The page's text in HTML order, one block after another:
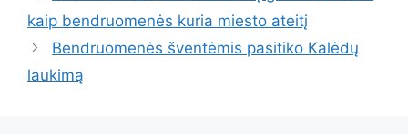
kaip bendruomenės kuria miesto ateitį
Bendruomenės šventėmis pasitiko Kalėdų
laukimą